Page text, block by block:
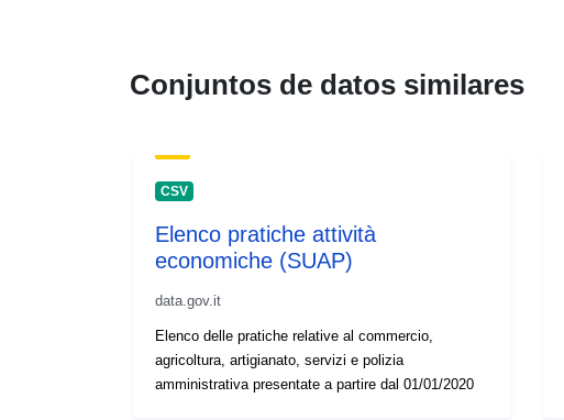
Conjuntos de datos similares
CSV
Elenco pratiche attività
economiche (SUAP)
data.gov.it
Elenco delle pratiche relative al commercio,
agricoltura, artigianato, servizi e polizia
amministrativa presentate a partire dal 01/01/2020